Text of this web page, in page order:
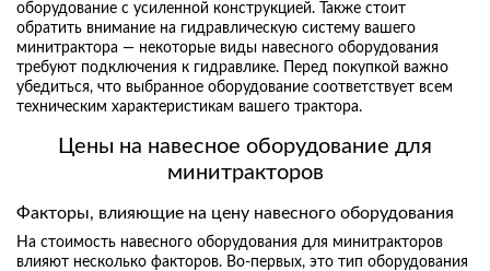
оборудование с усиленной конструкцией. Также стоит
обратить внимание на гидравлическую систему вашего
минитрактора — некоторые виды навесного оборудования
требуют подключения к гидравлике. Перед покупкой важно
убедиться, что выбранное оборудование соответствует всем
техническим характеристикам вашего трактора.
Цены на навесное оборудование для
минитракторов
Факторы, влияющие на цену навесного оборудования
На стоимость навесного оборудования для минитракторов
влияют несколько факторов. Во-первых, это тип оборудования